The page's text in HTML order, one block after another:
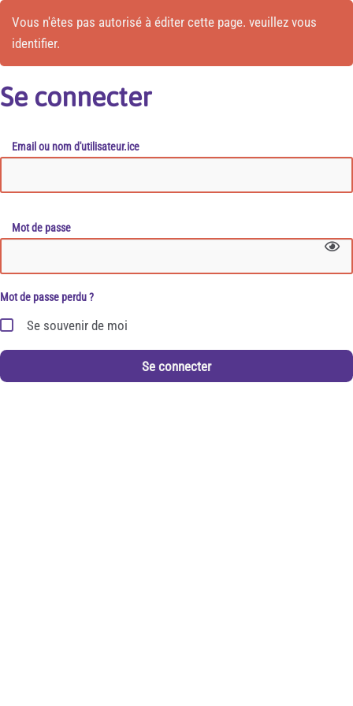
Vous n'êtes pas autorisé à éditer cette page. veuillez vous
identifier.
Se connecter
Email ou nom d'utilisateur.ice
Mot de passe
Mot de passe perdu ?
Se souvenir de moi
Se connecter